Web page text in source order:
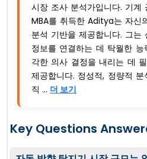
시장 조사 분석가입니다. 기계
MBA를 취득한 Aditya는 자신
분석 기반을 제공합니다. 그는
정보를 연결하는 데 탁월한
각한 의사 결정을 내리는 데
제공합니다. 정성적, 정량적
직 ... 더 보기
Key Questions